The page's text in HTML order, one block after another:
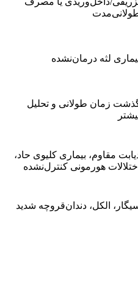
لثه درمان‌نشده
زمان طولانی و تحلیل
مقاوم، بیماری کلیوی حاد،
اختلالات هورمونی کنترل‌نشده
الکل، دندان‌قروچه شدید